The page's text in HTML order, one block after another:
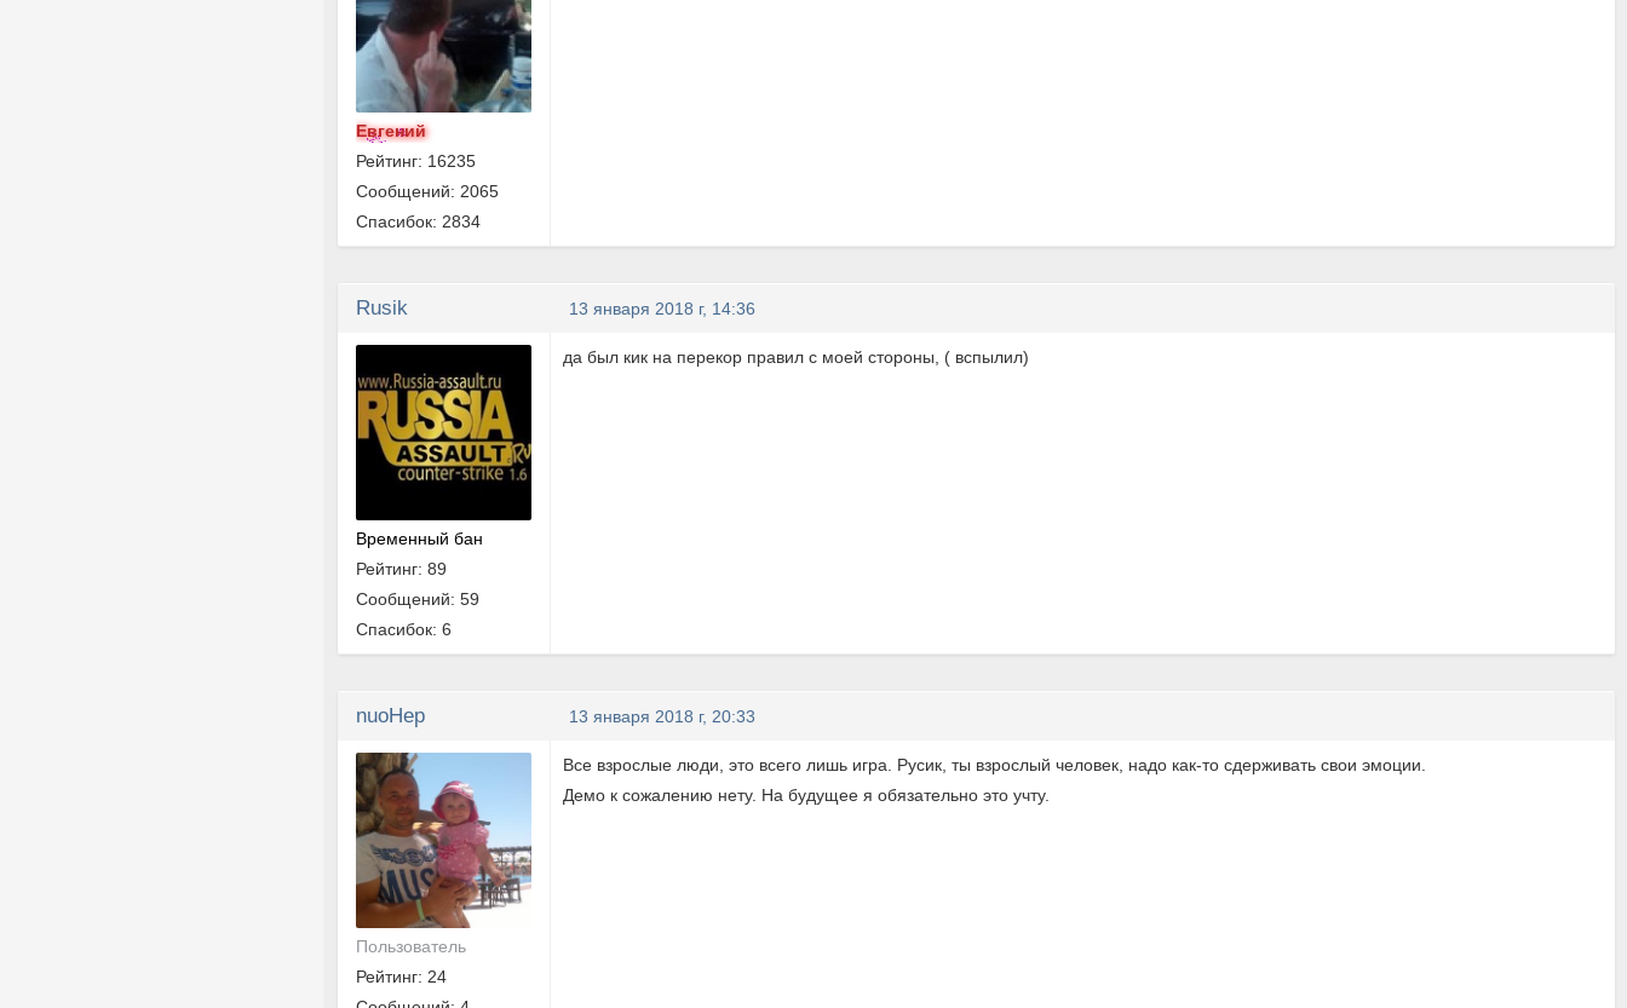
Евгений
Рейтинг: 16235
Сообщений: 2065
Спасибок: 2834
Rusik 13 января 2018 г, 14:36
Временный бан
Рейтинг: 89
Сообщений: 59
Спасибок: 6
да был кик на перекор правил с моей стороны, ( вспылил)
nuoHep 13 января 2018 г, 20:33
Пользователь
Рейтинг: 24
Все взрослые люди, это всего лишь игра. Русик, ты взрослый человек, надо как-то сдерживать свои эмоции.
Демо к сожалению нету. На будущее я обязательно это учту.